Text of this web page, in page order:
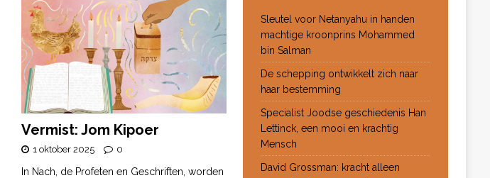
Vermist: Jom Kipoer
1 oktober 2025 0
In Nach, de Profeten en Geschriften, worden
Sleutel voor Netanyahu in handen
machtige kroonprins Mohammed
bin Salman
De schepping ontwikkelt zich naar
haar bestemming
Specialist Joodse geschiedenis Han
Lettinck, een mooi en krachtig
Mensch
David Grossman: kracht alleen